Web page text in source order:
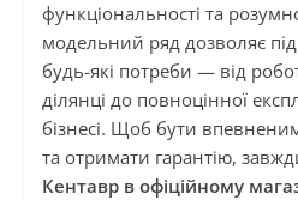
функціональності та
модельний ряд дозволяє
будь-які потреби — від
ділянці до повноцінної
бізнесі. Щоб бути
та отримати гарантію,
Кентавр в офіційному